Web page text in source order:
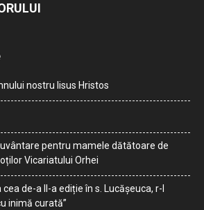
nostru Iisus Hristos
pentru mamele dătătoare de
Vicariatului Orhei
de-a II-a ediție în s. Lucășeuca, r-l
inimă curată”